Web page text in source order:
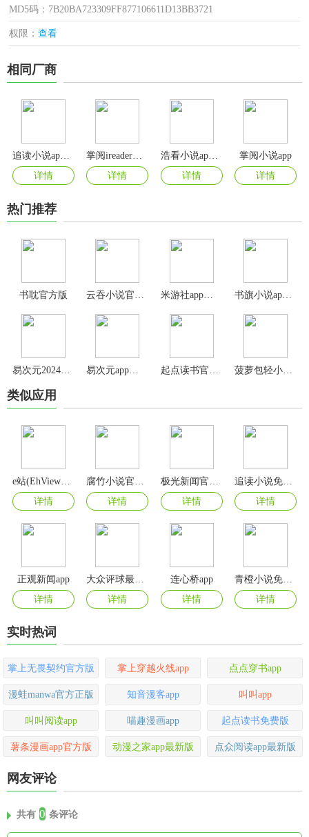
MD5码：7B20BA723309FF877106611D13BB3721
权限：查看
相同厂商
追读小说app官方版
详情
详情
浩看小说app官方正版
详情
掌阅小说app
详情
热门推荐
书耽官方版 米游社app官方版
易次元2024最新版
类似应用
e站(EhViewer)绿色版本
详情
详情
详情
详情
正观新闻app
详情
详情
连心桥app
详情
详情
实时热词
掌上无畏契约官方版 掌上穿越火线app 点点穿书app
漫蛙manwa官方正版 知音漫客app 叫叫app
叫叫阅读app 喵趣漫画app 起点读书免费版
薯条漫画app官方版 动漫之家app最新版 点众阅读app最新版
网友评论
共有 0 条评论